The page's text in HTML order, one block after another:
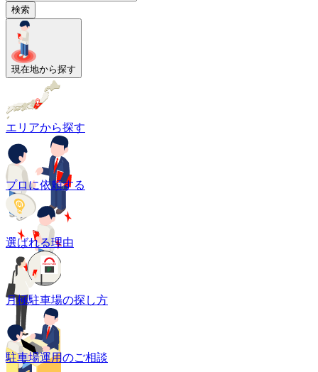
検索
現在地から探す
エリアから探す
プロに依頼する
選ばれる理由
月極駐車場の探し方
駐車場運用のご相談